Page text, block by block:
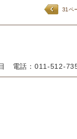
31ペ
電話：011-512-